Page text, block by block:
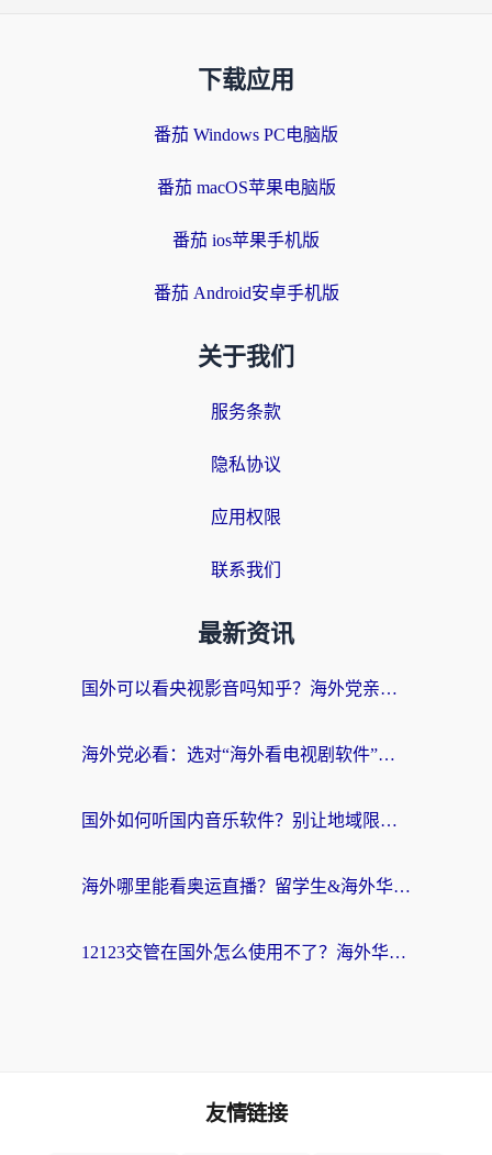
下载应用
番茄 Windows PC电脑版
番茄 macOS苹果电脑版
番茄 ios苹果手机版
番茄 Android安卓手机版
关于我们
服务条款
隐私协议
应用权限
联系我们
最新资讯
国外可以看央视影音吗知乎？海外党亲测有效的回国加速方案
海外党必看：选对“海外看电视剧软件”，再也不用愁国内剧刷不了
国外如何听国内音乐软件？别让地域限制，断了你的中文歌单
海外哪里能看奥运直播？留学生&海外华人必看的体育赛事观赛终极指南
12123交管在国外怎么使用不了？海外华人必看的无缝访问国内资源指南
友情链接